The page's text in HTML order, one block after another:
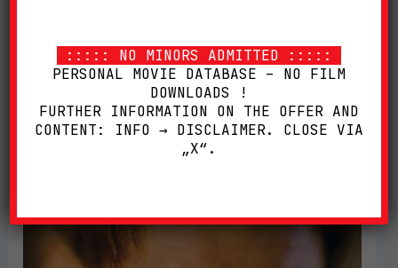
SPECIAL·EDITION,THRILLER,USA
Submit Rating
::::: NO MINORS ADMITTED :::::
PERSONAL MOVIE DATABASE – NO FILM
DOWNLOADS !
FURTHER INFORMATION ON THE OFFER AND
CONTENT: INFO → DISCLAIMER. CLOSE VIA
„X“.